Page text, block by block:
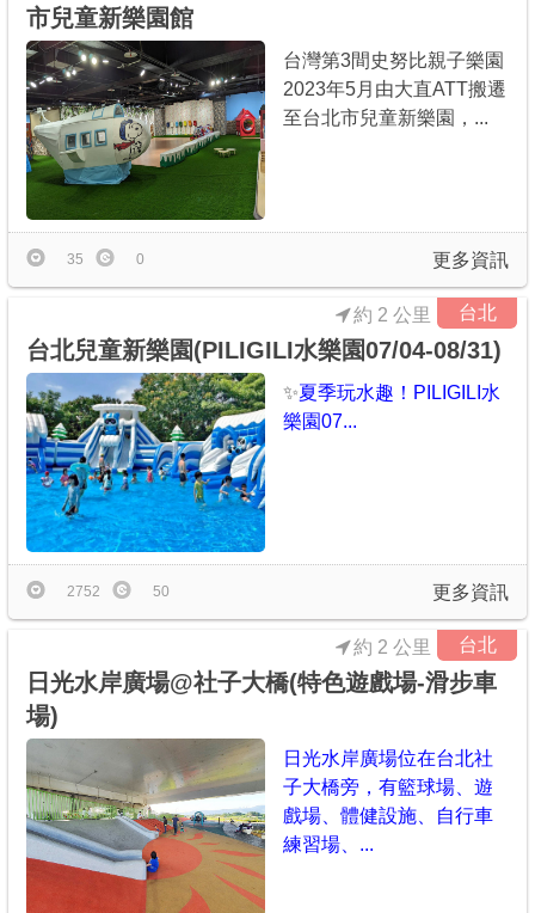
市兒童新樂園館
台灣第3間史努比親子樂園
2023年5月由大直ATT搬遷
至台北市兒童新樂園，...
更多資訊
35 0
台北
約 2 公里
台北兒童新樂園(PILIGILI水樂園07/04-08/31)
✨夏季玩水趣！PILIGILI水
樂園07...
更多資訊
2752 50
台北
約 2 公里
日光水岸廣場@社子大橋(特色遊戲場-滑步車
場)
日光水岸廣場位在台北社
子大橋旁，有籃球場、遊
戲場、體健設施、自行車
練習場、...